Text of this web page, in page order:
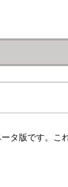
タ版です。こ